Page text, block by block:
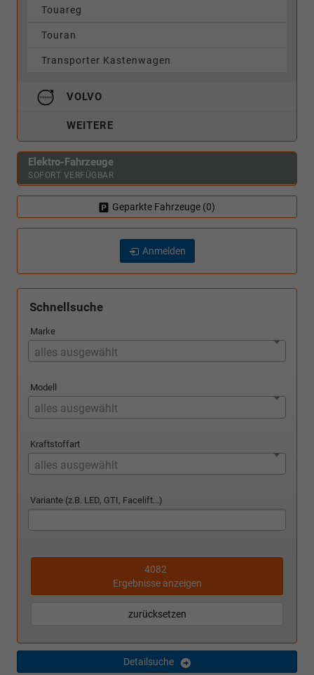
Touareg
Touran
Transporter Kastenwagen
VOLVO
WEITERE
Elektro-Fahrzeuge
SOFORT VERFÜGBAR
Geparkte Fahrzeuge (0)
Anmelden
Schnellsuche
Marke
alles ausgewählt
Modell
alles ausgewählt
Kraftstoffart
alles ausgewählt
Variante (z.B. LED, GTI, Facelift...)
4082
Ergebnisse anzeigen
zurücksetzen
Detailsuche